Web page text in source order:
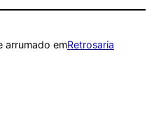
arrumado emRetrosaria